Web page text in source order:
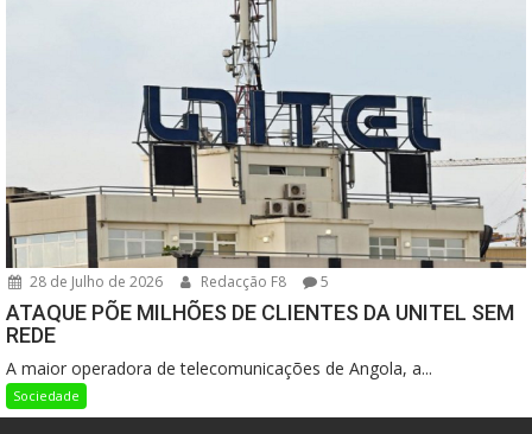
28 de Julho de 2026 Redacção F8 5
ATAQUE PÕE MILHÕES DE CLIENTES DA UNITEL SEM
REDE
A maior operadora de telecomunicações de Angola, a...
Sociedade